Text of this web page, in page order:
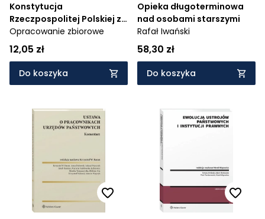
Konstytucja
Rzeczpospolitej Polskiej ze
wskazówkami dla
użytkowników
Opracowanie zbiorowe
12,05 zł
Do koszyka
Opieka długoterminowa
nad osobami starszymi
Rafał Iwański
58,30 zł
Do koszyka